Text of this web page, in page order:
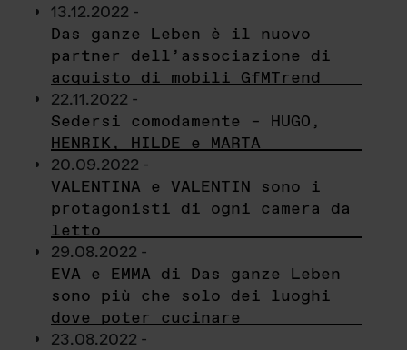
13.12.2022 -
Das ganze Leben è il nuovo
partner dell’associazione di
acquisto di mobili GfMTrend
22.11.2022 -
Sedersi comodamente – HUGO,
HENRIK, HILDE e MARTA
20.09.2022 -
VALENTINA e VALENTIN sono i
protagonisti di ogni camera da
letto
29.08.2022 -
EVA e EMMA di Das ganze Leben
sono più che solo dei luoghi
dove poter cucinare
23.08.2022 -